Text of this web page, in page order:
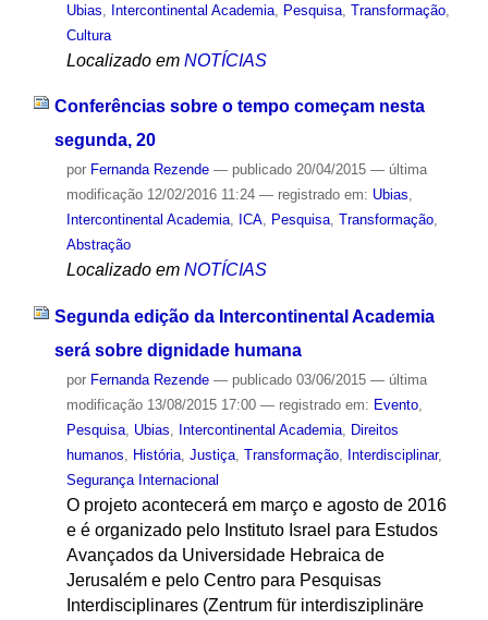
Ubias
Intercontinental Academia, Pesquisa, Transformação,
Cultura
Localizado em NOTÍCIAS
Conferências sobre o tempo começam nesta
segunda, 20
por Fernanda Rezende — publicado20/04/2015 — última
modificação12/02/2016 11:24 — registrado em: Ubias,
Intercontinental Academia, ICA, Pesquisa, Transformação,
Abstração
Localizado em NOTÍCIAS
Segunda edição da Intercontinental Academia
será sobre dignidade humana
por Fernanda Rezende — publicado03/06/2015 — última
modificação13/08/2015 17:00 — registrado em: Evento,
Pesquisa, Ubias, Intercontinental Academia, Direitos
humanos, História, Justiça, Transformação, Interdisciplinar,
Segurança Internacional
O projeto acontecerá em março e agosto de 2016
e é organizado pelo Instituto Israel para Estudos
Avançados da Universidade Hebraica de
Jerusalém e pelo Centro para Pesquisas
Interdisciplinares (Zentrum für interdisziplinäre